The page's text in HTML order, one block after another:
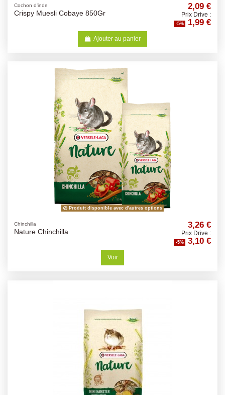
Cochon d'inde
Crispy Muesli Cobaye 850Gr
2,09 €
Prix Drive :
-5% 1,99 €
Ajouter au panier
Produit disponible avec d'autres options
Chinchilla
Nature Chinchilla
3,26 €
Prix Drive :
-5% 3,10 €
Voir